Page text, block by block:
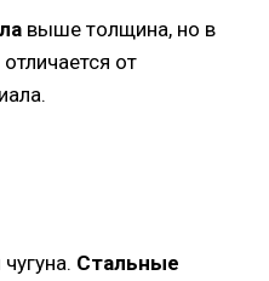
выше толщина, но в
от
Стальные